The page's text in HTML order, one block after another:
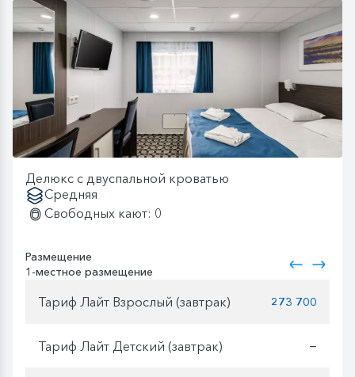
Делюкс с двуспальной кроватью
Средняя
Свободных кают: 0
Размещение
1-местное размещение
Тариф Лайт Взрослый (завтрак) 273 700
Тариф Лайт Детский (завтрак) —